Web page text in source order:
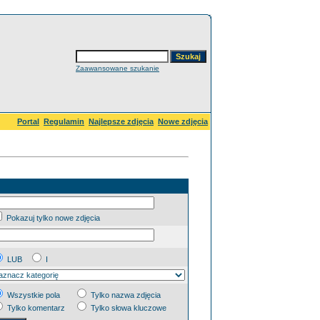
Zaawansowane szukanie
Portal Regulamin Najlepsze zdjęcia Nowe zdjęcia
Pokazuj tylko nowe zdjęcia
LUB
I
Wszystkie pola
Tylko nazwa zdjęcia
Tylko komentarz
Tylko słowa kluczowe